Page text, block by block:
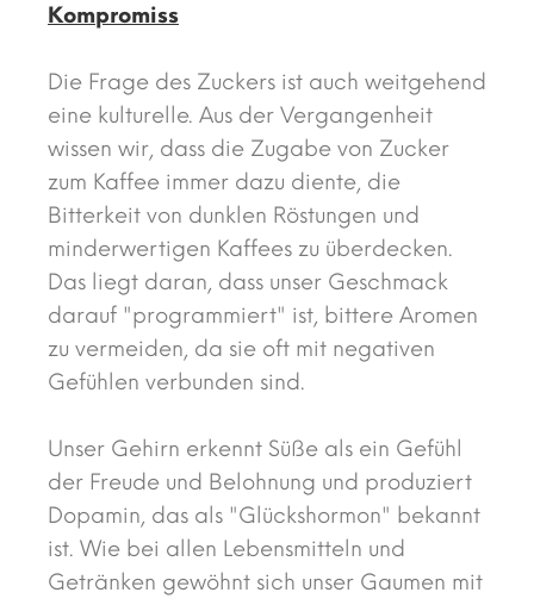
Kompromiss
Die Frage des Zuckers ist auch weitgehend
eine kulturelle. Aus der Vergangenheit
wissen wir, dass die Zugabe von Zucker
zum Kaffee immer dazu diente, die
Bitterkeit von dunklen Röstungen und
minderwertigen Kaffees zu überdecken.
Das liegt daran, dass unser Geschmack
darauf "programmiert" ist, bittere Aromen
zu vermeiden, da sie oft mit negativen
Gefühlen verbunden sind.
Unser Gehirn erkennt Süße als ein Gefühl
der Freude und Belohnung und produziert
Dopamin, das als "Glückshormon" bekannt
ist. Wie bei allen Lebensmitteln und
Getränken gewöhnt sich unser Gaumen mit